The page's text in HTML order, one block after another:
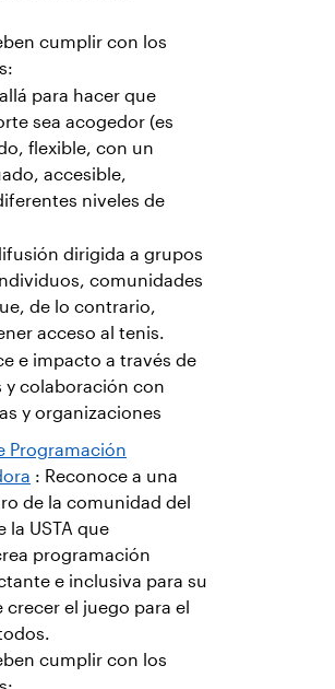
cumplir con los
para hacer que
sea acogedor (es
flexible, con un
accesible,
niveles de
dirigida a grupos
comunidades
de lo contrario,
acceso al tenis.
e impacto a través de
y colaboración con
y organizaciones
Programación
: Reconoce a una
de la comunidad del
la USTA que
programación
e inclusiva para su
el juego para el
cumplir con los